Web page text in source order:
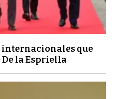
internacionales que
la Espriella